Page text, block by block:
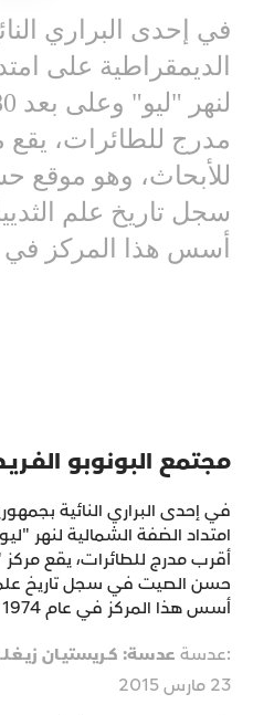
في إحدى البراري
الديمقراطية على
مدرج للطائرات، يقع
للأبحاث، وهو
سجل تاريخ علم
أسس هذا المركز في عام 1974
مجتمع البونوبو
في إحدى البراري النائية
أقرب مدرج للطائرات، يقع
حسن الصيت في سجل تاريخ علم
أسس هذا المركز في عام 1974 عالم...
:عدسة عدسة: كـريستيـان
23 مارس 2015